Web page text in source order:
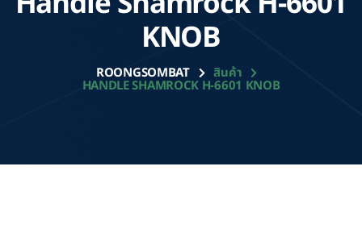
KNOB
ROONGSOMBAT สินค้า
HANDLE SHAMROCK H-6601 KNOB